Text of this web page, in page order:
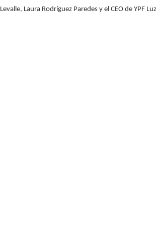
Laura Rodríguez Paredes y el CEO de YPF